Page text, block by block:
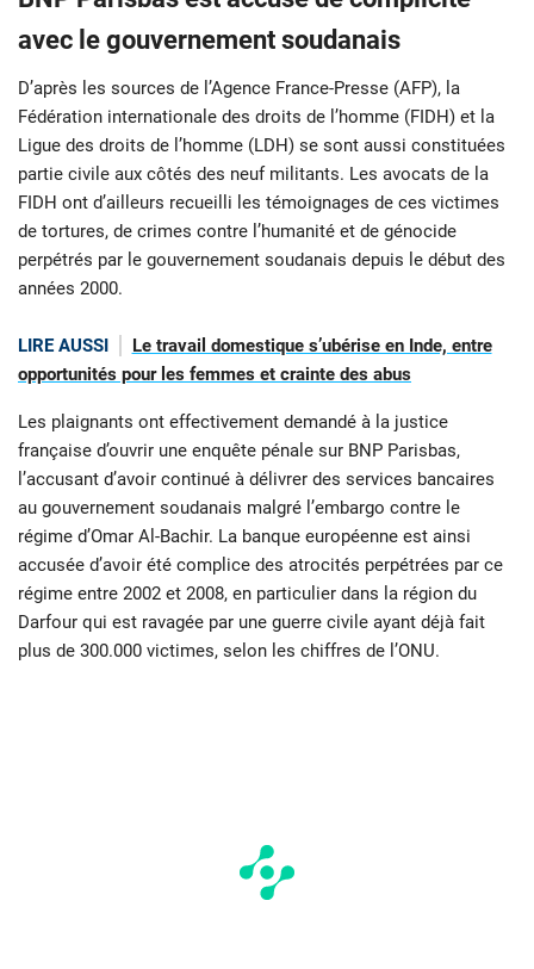
avec le gouvernement soudanais
D’après les sources de l’Agence France-Presse (AFP), la
Fédération internationale des droits de l’homme (FIDH) et la
Ligue des droits de l’homme (LDH) se sont aussi constituées
partie civile aux côtés des neuf militants. Les avocats de la
FIDH ont d’ailleurs recueilli les témoignages de ces victimes
de tortures, de crimes contre l’humanité et de génocide
perpétrés par le gouvernement soudanais depuis le début des
années 2000.
LIRE AUSSI
Le travail domestique s’ubérise en Inde, entre
opportunités pour les femmes et crainte des abus
Les plaignants ont effectivement demandé à la justice
française d’ouvrir une enquête pénale sur BNP Parisbas,
l’accusant d’avoir continué à délivrer des services bancaires
au gouvernement soudanais malgré l’embargo contre le
régime d’Omar Al-Bachir. La banque européenne est ainsi
accusée d’avoir été complice des atrocités perpétrées par ce
régime entre 2002 et 2008, en particulier dans la région du
Darfour qui est ravagée par une guerre civile ayant déjà fait
plus de 300.000 victimes, selon les chiffres de l’ONU.